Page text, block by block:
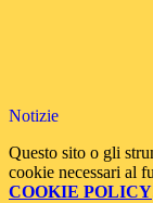
Notizie
Questo sito o gli
cookie necessari al
COOKIE POLICY